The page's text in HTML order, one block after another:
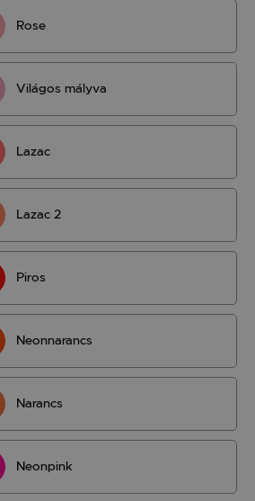
Rose
Világos mályva
Lazac
Lazac 2
Piros
Neonnarancs
Narancs
Neonpink